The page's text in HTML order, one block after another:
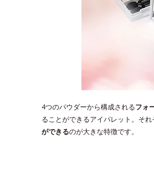
4つのパウダーから構成されるフォ
ることができるアイパレット。それ
ができるのが大きな特徴です。